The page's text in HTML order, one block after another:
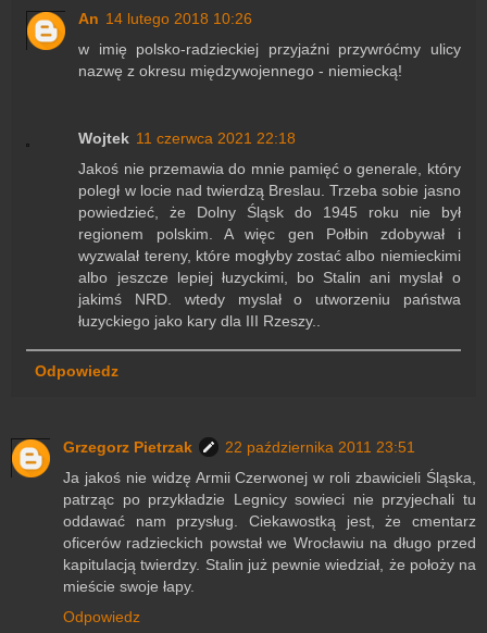
An 14 lutego 2018 10:26
w imię polsko-radzieckiej przyjaźni przywróćmy ulicy
nazwę z okresu międzywojennego - niemiecką!
Wojtek 11 czerwca 2021 22:18
Jakoś nie przemawia do mnie pamięć o generale, który
poległ w locie nad twierdzą Breslau. Trzeba sobie jasno
powiedzieć, że Dolny Śląsk do 1945 roku nie był
regionem polskim. A więc gen Połbin zdobywał i
wyzwalał tereny, które mogłyby zostać albo niemieckimi
albo jeszcze lepiej łuzyckimi, bo Stalin ani myslał o
jakimś NRD. wtedy myslał o utworzeniu państwa
łuzyckiego jako kary dla III Rzeszy..
Odpowiedz
Grzegorz Pietrzak
22 października 2011 23:51
Ja jakoś nie widzę Armii Czerwonej w roli zbawicieli Śląska,
patrząc po przykładzie Legnicy sowieci nie przyjechali tu
oddawać nam przysług. Ciekawostką jest, że cmentarz
oficerów radzieckich powstał we Wrocławiu na długo przed
kapitulacją twierdzy. Stalin już pewnie wiedział, że położy na
mieście swoje łapy.
Odpowiedz